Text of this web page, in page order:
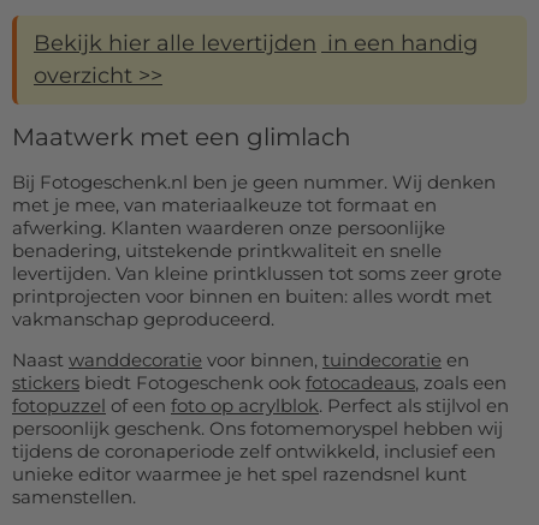
Bekijk hier alle levertijden in een handig
overzicht >>
Maatwerk met een glimlach
Bij Fotogeschenk.nl ben je geen nummer. Wij denken
met je mee, van materiaalkeuze tot formaat en
afwerking. Klanten waarderen onze persoonlijke
benadering, uitstekende printkwaliteit en snelle
levertijden. Van kleine printklussen tot soms zeer grote
printprojecten voor binnen en buiten: alles wordt met
vakmanschap geproduceerd.
Naast wanddecoratie voor binnen, tuindecoratie en
stickers biedt Fotogeschenk ook fotocadeaus, zoals een
fotopuzzel of een foto op acrylblok. Perfect als stijlvol en
persoonlijk geschenk. Ons fotomemoryspel hebben wij
tijdens de coronaperiode zelf ontwikkeld, inclusief een
unieke editor waarmee je het spel razendsnel kunt
samenstellen.